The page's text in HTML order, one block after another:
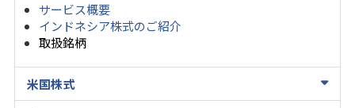
サービス概要
インドネシア株式のご紹介
取扱銘柄
米国株式